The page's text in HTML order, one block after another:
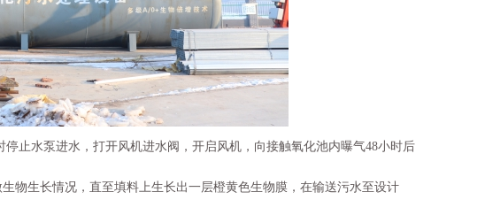
止水泵进水，打开风机进水阀，开启风机，向接触氧化池内曝气48小时后
物生长情况，直至填料上生长出一层橙黄色生物膜，在输送污水至设计